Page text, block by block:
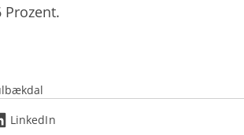
LinkedIn